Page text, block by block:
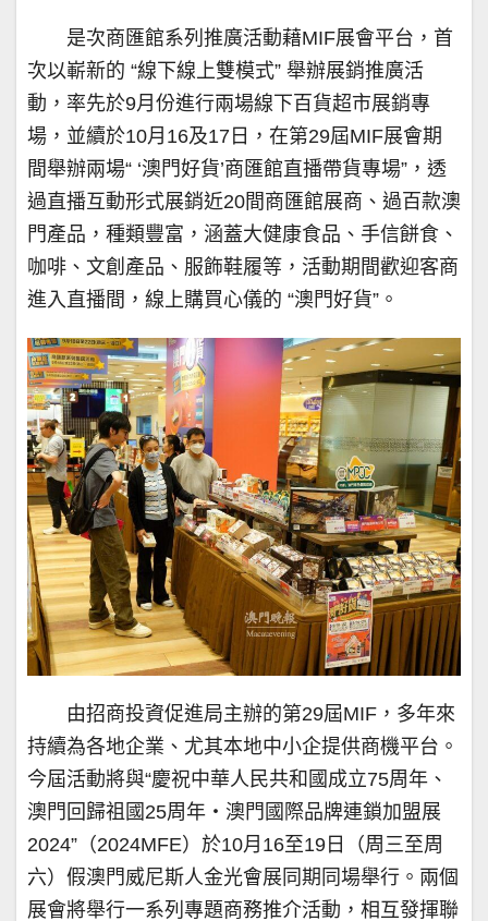
是次商匯館系列推廣活動藉MIF展會平台，首
次以嶄新的 “線下線上雙模式” 舉辦展銷推廣活
動，率先於9月份進行兩場線下百貨超市展銷專
場，並續於10月16及17日，在第29屆MIF展會期
間舉辦兩場“ ‘澳門好貨’商匯館直播帶貨專場”，透
過直播互動形式展銷近20間商匯館展商、過百款澳
門產品，種類豐富，涵蓋大健康食品、手信餅食、
咖啡、文創產品、服飾鞋履等，活動期間歡迎客商
進入直播間，線上購買心儀的 “澳門好貨”。
由招商投資促進局主辦的第29屆MIF，多年來
持續為各地企業、尤其本地中小企提供商機平台。
今屆活動將與“慶祝中華人民共和國成立75周年、
澳門回歸祖國25周年‧澳門國際品牌連鎖加盟展
2024”（2024MFE）於10月16至19日（周三至周
六）假澳門威尼斯人金光會展同期同場舉行。兩個
展會將舉行一系列專題商務推介活動，相互發揮聯